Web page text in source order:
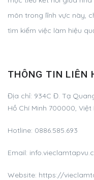
môn trong lĩnh vực này,
tìm kiếm việc làm hiệu
THÔNG TIN LIÊN
Địa chỉ: 934C Đ. Tạ
Hồ Chí Minh 700000, Việt
Hotline: 0886.585.693
Email:
Website: https://